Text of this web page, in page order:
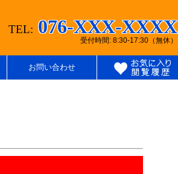
TEL: 076-XXX-XXXX
受付時間: 8:30-17:30（無休）
お問い合わせ